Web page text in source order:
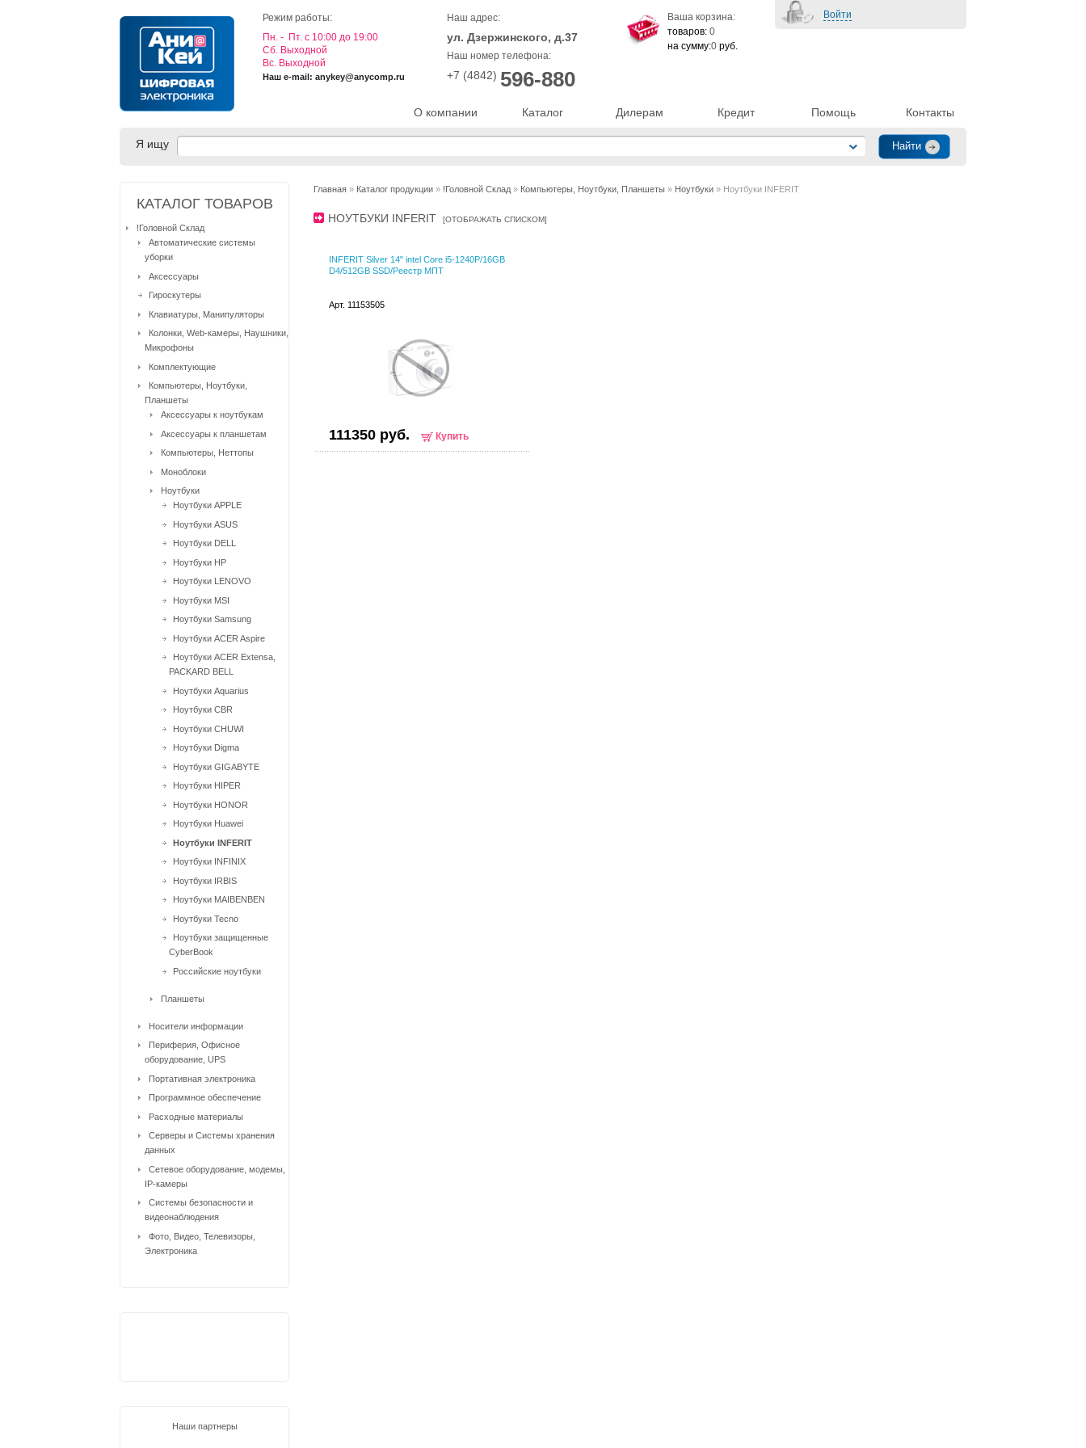
О компании Каталог Дилерам Кредит Помощь Контакты
Режим работы:
Пн. - Пт. с 10:00 до 19:00
Cб. Выходной
Вс. Выходной
Наш e-mail: anykey@anycomp.ru
Наш адрес:
ул. Дзержинского, д.37
Наш номер телефона:
+7 (4842) 596-880
Войти
Ваша корзина:
товаров: 0
на сумму:0 руб.
Я ищу
Главная » Каталог продукции » !Головной Склад » Компьютеры, Ноутбуки, Планшеты » Ноутбуки » Ноутбуки INFERIT
НОУТБУКИ INFERIT [ОТОБРАЖАТЬ СПИСКОМ]
INFERIT Silver 14" intel Core i5-1240P/16GB
D4/512GB SSD/Реестр МПТ
Арт. 11153505
111350 руб. Купить
КАТАЛОГ ТОВАРОВ
!Головной Склад
Автоматические системы
уборки
Аксессуары
Гироскутеры
Клавиатуры, Манипуляторы
Колонки, Web-камеры, Наушники,
Микрофоны
Комплектующие
Компьютеры, Ноутбуки,
Планшеты
Аксессуары к ноутбукам
Аксессуары к планшетам
Компьютеры, Неттопы
Моноблоки
Ноутбуки
Ноутбуки APPLE
Ноутбуки ASUS
Ноутбуки DELL
Ноутбуки HP
Ноутбуки LENOVO
Ноутбуки MSI
Ноутбуки Samsung
Ноутбуки ACER Aspire
Ноутбуки ACER Extensa,
PACKARD BELL
Ноутбуки Aquarius
Ноутбуки CBR
Ноутбуки CHUWI
Ноутбуки Digma
Ноутбуки GIGABYTE
Ноутбуки HIPER
Ноутбуки HONOR
Ноутбуки Huawei
Ноутбуки INFERIT
Ноутбуки INFINIX
Ноутбуки IRBIS
Ноутбуки MAIBENBEN
Ноутбуки Tecno
Ноутбуки защищенные
CyberBook
Российские ноутбуки
Планшеты
Носители информации
Периферия, Офисное
оборудование, UPS
Портативная электроника
Программное обеспечение
Расходные материалы
Серверы и Системы хранения
данных
Сетевое оборудование, модемы,
IP-камеры
Системы безопасности и
видеонаблюдения
Фото, Видео, Телевизоры,
Электроника
Наши партнеры